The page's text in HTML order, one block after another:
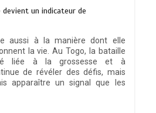
devient un indicateur de
aussi à la manière dont elle
la vie. Au Togo, la bataille
liée à la grossesse et à
de révéler des défis, mais
apparaître un signal que les